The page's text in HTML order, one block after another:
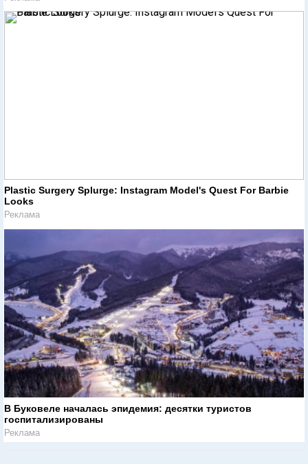
Plastic Surgery Splurge: Instagram Model's Quest For Barbie
Looks
Реклама
В Буковеле началась эпидемия: десятки туристов
госпитализированы
Реклама